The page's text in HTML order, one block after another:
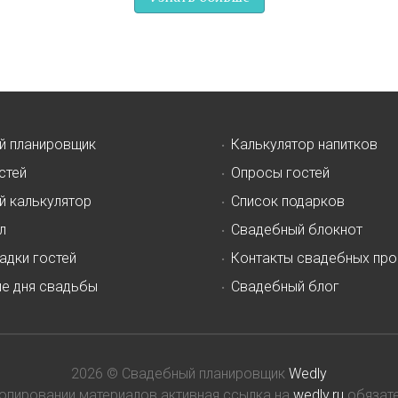
планировщик
калькулятор
гостей
дня свадьбы
Калькулятор напитков
Опросы гостей
Список подарков
Свадебный блокнот
Контакты свадебных
Свадебный блог
2026 © Свадебный планировщик Wedly